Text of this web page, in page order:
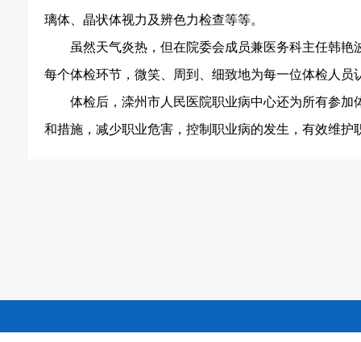
璃体、晶状体视力及辨色力检查等等。
虽然天气炎热，但在院委会成员兼医务科主任韩
每个体检环节，微笑、周到、细致地为每一位体检人
体检后， 滦州市人民医院职业病中心还为所有参加
和措施，减少职业危害，控制职业病的发生，有效维护